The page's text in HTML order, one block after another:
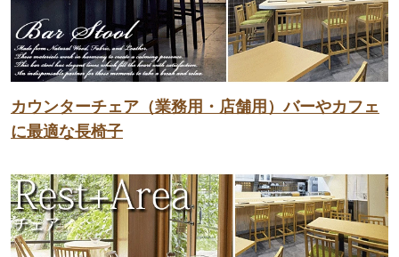
カウンターチェア（業務用・店舗用）バーやカフェ
に最適な長椅子